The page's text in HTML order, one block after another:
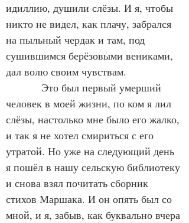
идиллию, душили слёзы. И я, чтобы
никто не видел, как плачу, забрался
на пыльный чердак и там, под
сушившимся берёзовыми вениками,
дал волю своим чувствам.
человек в моей жизни, по ком я лил
слёзы, настолько мне было его жалко,
и так я не хотел смириться с его
утратой. Но уже на следующий день
я пошёл в нашу сельскую библиотеку
и снова взял почитать сборник
стихов Маршака. И он опять был со
мной, и я, забыв, как буквально вчера